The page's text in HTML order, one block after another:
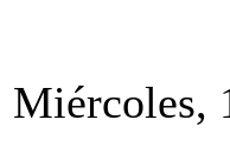
Miércoles,